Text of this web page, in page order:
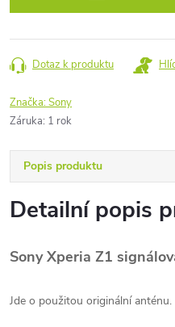
Dotaz k produktu
Značka:Sony
Záruka: 1 rok
Popis produktu
Detailní popis
Sony Xperia Z1
Jde o použitou originální anténu.